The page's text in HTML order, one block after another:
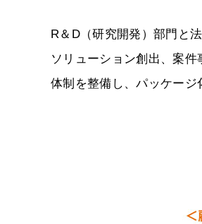
R＆D（研究開発）部門と
ソリューション創出、案
体制を整備し、パッケー